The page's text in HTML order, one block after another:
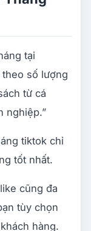
tại
số lượng
từ cá
nghiệp.”
tiktok chỉ
tốt nhất.
cũng đa
tùy chọn
hàng.